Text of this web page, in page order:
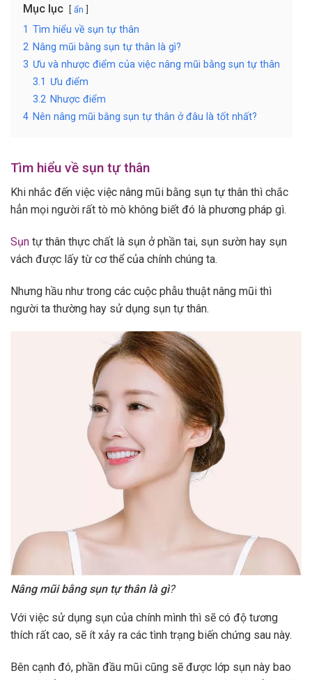
Mục lục ẩn
1 Tìm hiểu về sụn tự thân
2 Nâng mũi bằng sụn tự thân là gì?
3 Ưu và nhược điểm của việc nâng mũi bằng sụn tự thân
3.1 Ưu điểm
3.2 Nhược điểm
4 Nên nâng mũi bằng sụn tự thân ở đâu là tốt nhất?
Tìm hiểu về sụn tự thân
Khi nhắc đến việc việc nâng mũi bằng sụn tự thân thì chắc
hẳn mọi người rất tò mò không biết đó là phương pháp gì.
Sụn tự thân thực chất là sụn ở phần tai, sụn sườn hay sụn
vách được lấy từ cơ thể của chính chúng ta.
Nhưng hầu như trong các cuộc phẫu thuật nâng mũi thì
người ta thường hay sử dụng sụn tự thân.
Nâng mũi bằng sụn tự thân là gì?
Với việc sử dụng sụn của chính mình thì sẽ có độ tương
thích rất cao, sẽ ít xảy ra các tình trạng biến chứng sau này.
Bên cạnh đó, phần đầu mũi cũng sẽ được lớp sụn này bao